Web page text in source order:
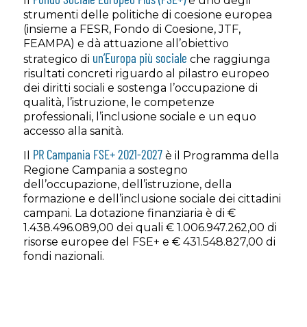
strumenti delle politiche di coesione europea
(insieme a FESR, Fondo di Coesione, JTF,
FEAMPA) e dà attuazione all’obiettivo
strategico di un’Europa più sociale che raggiunga
risultati concreti riguardo al pilastro europeo
dei diritti sociali e sostenga l’occupazione di
qualità, l’istruzione, le competenze
professionali, l’inclusione sociale e un equo
accesso alla sanità.
PR Campania FSE+ 2021-2027è il Programma della
Regione Campania a sostegno
dell’occupazione, dell’istruzione, della
formazione e dell’inclusione sociale dei cittadini
campani. La dotazione finanziaria è di €
1.438.496.089,00 dei quali € 1.006.947.262,00 di
risorse europee del FSE+ e € 431.548.827,00 di
fondi nazionali.